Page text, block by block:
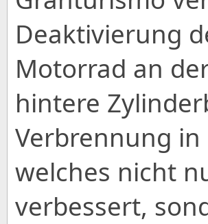
Deaktivierung
Motorrad an
hintere
Verbrennung
welches nicht
verbessert,